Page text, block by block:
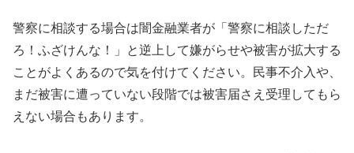
警察に相談する場合は闇金融業者が「警察に相談しただ
ろ！ふざけんな！」と逆上して嫌がらせや被害が拡大する
ことがよくあるので気を付けてください。民事不介入や、
まだ被害に遭っていない段階では被害届さえ受理してもら
えない場合もあります。